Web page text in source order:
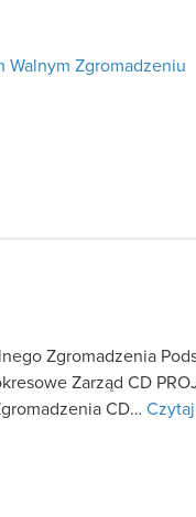
Walnym Zgromadzeniu
Zgromadzenia
Zarząd CD
CD…